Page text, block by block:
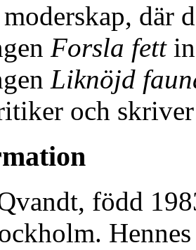
där
Forsla fett
Liknöjd
och
född